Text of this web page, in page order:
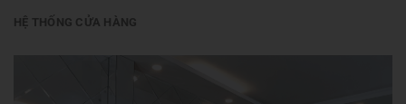
HỆ THỐNG CỬA HÀNG